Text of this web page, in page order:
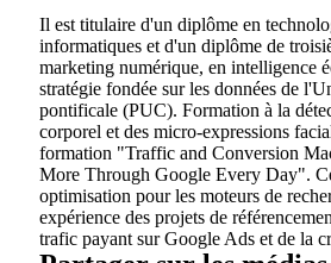
Il est titulaire d'un diplôme en
informatiques et d'un diplôme de
marketing numérique, en intelligence
stratégie fondée sur les données de
pontificale (PUC). Formation à la
corporel et des micro-expressions
formation "Traffic and Conversion
More Through Google Every Day".
optimisation pour les moteurs de
expérience des projets de
trafic payant sur Google Ads et de la